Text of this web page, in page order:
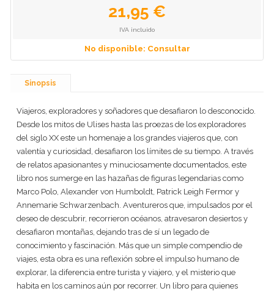
21,95 €
IVA incluido
No disponible: Consultar
Sinopsis
Viajeros, exploradores y soñadores que desafiaron lo desconocido.
Desde los mitos de Ulises hasta las proezas de los exploradores
del siglo XX este un homenaje a los grandes viajeros que, con
valentía y curiosidad, desafiaron los límites de su tiempo. A través
de relatos apasionantes y minuciosamente documentados, este
libro nos sumerge en las hazañas de figuras legendarias como
Marco Polo, Alexander von Humboldt, Patrick Leigh Fermor y
Annemarie Schwarzenbach. Aventureros que, impulsados por el
deseo de descubrir, recorrieron océanos, atravesaron desiertos y
desafiaron montañas, dejando tras de sí un legado de
conocimiento y fascinación. Más que un simple compendio de
viajes, esta obra es una reflexión sobre el impulso humano de
explorar, la diferencia entre turista y viajero, y el misterio que
habita en los caminos aún por recorrer. Un libro para quienes